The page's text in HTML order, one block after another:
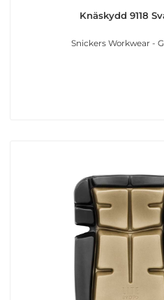
Knäskydd 9118
Snickers Workwear -